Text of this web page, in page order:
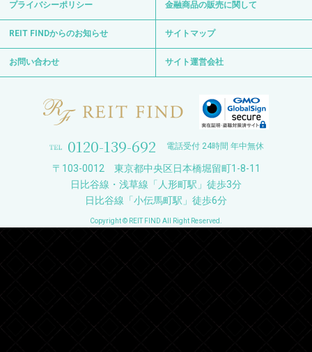
プライバシーポリシー 金融商品の販売に関して
REIT FINDからのお知らせ サイトマップ
お問い合わせ サイト運営会社
0120-139-692 電話受付 24時間 年中無休
〒103-0012 東京都中央区日本橋堀留町1-8-11
日比谷線・浅草線「人形町駅」徒歩3分
日比谷線「小伝馬町駅」徒歩6分
Copyright © REIT FIND All Right Reserved.